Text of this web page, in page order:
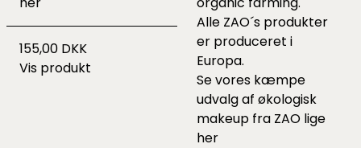
155,00 DKK
Vis produkt
Alle ZAO´s produkter
er produceret i
Europa.
Se vores kæmpe
udvalg af økologisk
makeup fra ZAO lige
her